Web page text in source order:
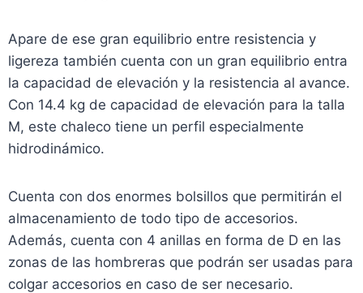
Apare de ese gran equilibrio entre resistencia y
ligereza también cuenta con un gran equilibrio entra
la capacidad de elevación y la resistencia al avance.
Con 14.4 kg de capacidad de elevación para la talla
M, este chaleco tiene un perfil especialmente
hidrodinámico.
Cuenta con dos enormes bolsillos que permitirán el
almacenamiento de todo tipo de accesorios.
Además, cuenta con 4 anillas en forma de D en las
zonas de las hombreras que podrán ser usadas para
colgar accesorios en caso de ser necesario.